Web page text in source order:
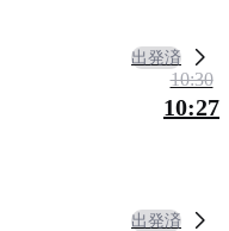
出発済
10:30
10:27
出発済